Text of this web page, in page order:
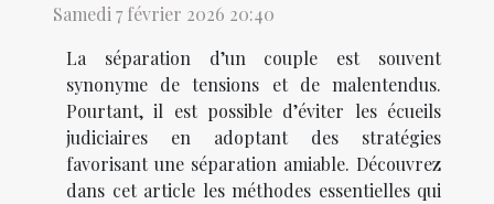
Samedi 7 février 2026 20:40
La séparation d’un couple est souvent
synonyme de tensions et de malentendus.
Pourtant, il est possible d’éviter les écueils
judiciaires en adoptant des stratégies
favorisant une séparation amiable. Découvrez
dans cet article les méthodes essentielles qui